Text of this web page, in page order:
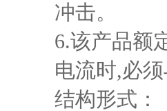
冲击。
6.该产品额
电流时,必
结构形式：